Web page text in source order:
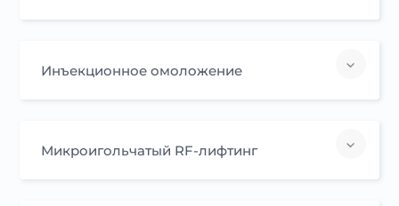
Инъекционное омоложение
Микроигольчатый RF-лифтинг